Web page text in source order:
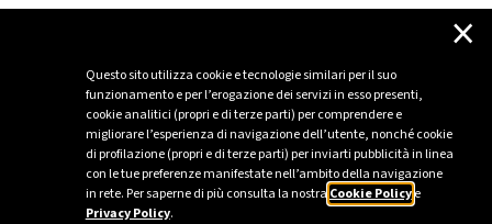
Questo sito utilizza cookie e tecnologie similari per il suo
funzionamento e per l’erogazione dei servizi in esso presenti,
cookie analitici (propri e di terze parti) per comprendere e
migliorare l’esperienza di navigazione dell’utente, nonché cookie
di profilazione (propri e di terze parti) per inviarti pubblicità in linea
con le tue preferenze manifestate nell’ambito della navigazione
in rete. Per saperne di più consulta la nostra Cookie Policye
Privacy Policy.
×
C'è un problema con il recupero dei
Per favore riprova piú tardi